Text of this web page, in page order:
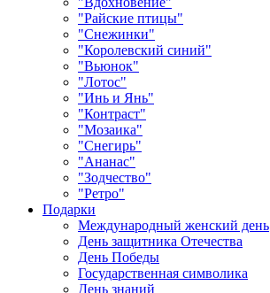
"Райские птицы"
"Снежинки"
"Королевский синий"
"Вьюнок"
"Лотос"
"Инь и Янь"
"Контраст"
"Мозаика"
"Снегирь"
"Ананас"
"Зодчество"
"Ретро"
Подарки
Международный женский день
День защитника Отечества
День Победы
Государственная символика
День знаний